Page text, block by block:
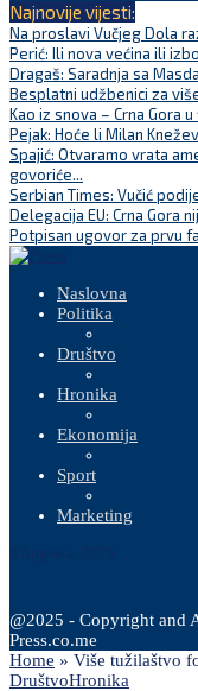
Najnovije vijesti:
Na proslavi Vučjeg Dola
Perić: Ili nova većina ili
Dragaš: Saradnja sa
Besplatni udžbenici za
Kao iz snova – Crna Gora
Pejak: Hoće li Milan
Spajić: Otvaramo vrata
govoriće...
Serbian Times: Vučić
Delegacija EU: Crna Gora
Potpisan ugovor za prvu
Naslovna
Politika
Društvo
Hronika
Ekonomija
Sport
Marketing
@2025 - Copyright and
Press.co.me
Home » Više tužilaštvo
DruštvoHronika